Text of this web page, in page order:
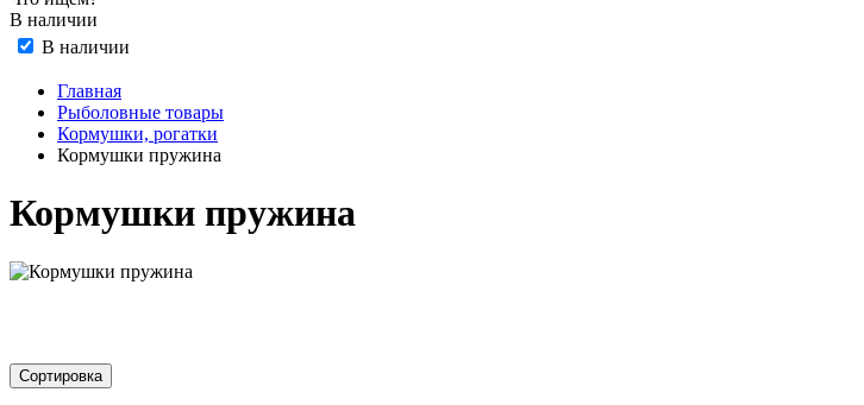
В наличии
В наличии
Главная
Рыболовные товары
Кормушки, рогатки
Кормушки пружина
Кормушки пружина
Сортировка